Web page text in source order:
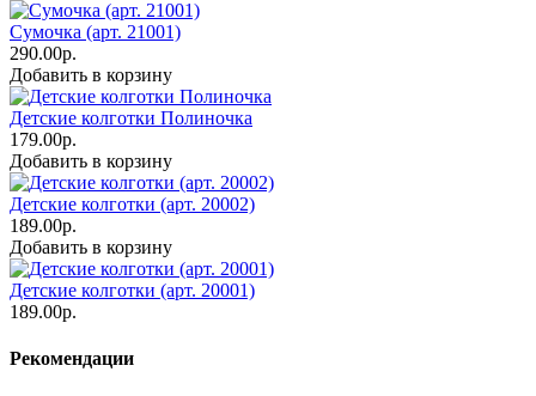
Сумочка (арт. 21001)
290.00р.
Добавить в корзину
Детские колготки Полиночка
179.00р.
Добавить в корзину
Детские колготки (арт. 20002)
189.00р.
Добавить в корзину
Детские колготки (арт. 20001)
189.00р.
Рекомендации